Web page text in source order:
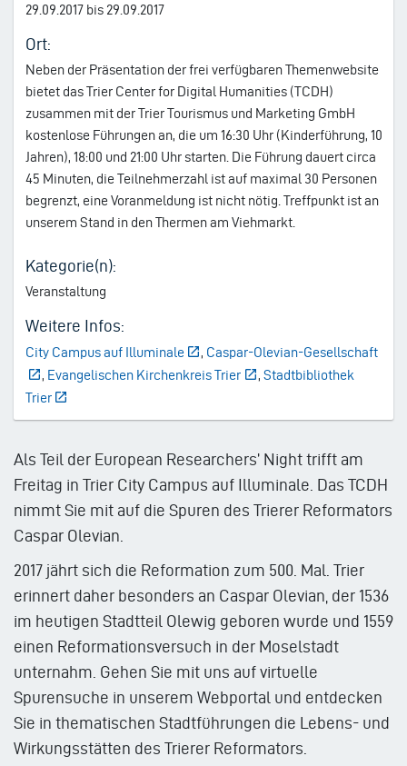
29.09.2017 bis 29.09.2017
Ort:
Neben der Präsentation der frei verfügbaren Themenwebsite
bietet das Trier Center for Digital Humanities (TCDH)
zusammen mit der Trier Tourismus und Marketing GmbH
kostenlose Führungen an, die um 16:30 Uhr (Kinderführung, 10
Jahren), 18:00 und 21:00 Uhr starten. Die Führung dauert circa
45 Minuten, die Teilnehmerzahl ist auf maximal 30 Personen
begrenzt, eine Voranmeldung ist nicht nötig. Treffpunkt ist an
unserem Stand in den Thermen am Viehmarkt.
Kategorie(n):
Veranstaltung
Weitere Infos:
City Campus auf Illuminale , Caspar-Olevian-Gesellschaft
, Evangelischen Kirchenkreis Trier , Stadtbibliothek
Trier
Als Teil der European Researchers’ Night trifft am
Freitag in Trier City Campus auf Illuminale. Das TCDH
nimmt Sie mit auf die Spuren des Trierer Reformators
Caspar Olevian.
2017 jährt sich die Reformation zum 500. Mal. Trier
erinnert daher besonders an Caspar Olevian, der 1536
im heutigen Stadtteil Olewig geboren wurde und 1559
einen Reformationsversuch in der Moselstadt
unternahm. Gehen Sie mit uns auf virtuelle
Spurensuche in unserem Webportal und entdecken
Sie in thematischen Stadtführungen die Lebens- und
Wirkungsstätten des Trierer Reformators.